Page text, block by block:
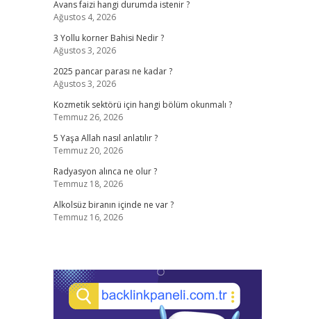
Avans faizi hangi durumda istenir ?
Ağustos 4, 2026
3 Yollu korner Bahisi Nedir ?
Ağustos 3, 2026
2025 pancar parası ne kadar ?
Ağustos 3, 2026
Kozmetik sektörü için hangi bölüm okunmalı ?
Temmuz 26, 2026
5 Yaşa Allah nasıl anlatılır ?
Temmuz 20, 2026
Radyasyon alınca ne olur ?
Temmuz 18, 2026
Alkolsüz biranın içinde ne var ?
Temmuz 16, 2026